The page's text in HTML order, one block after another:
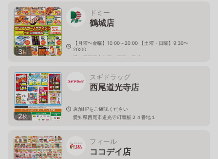
3枚
ドミー
鶴城店
【月曜〜金曜】10:00～20:00 【土曜・日曜】9:30〜
20:00
愛知県西尾市伊藤二丁目１番地１２
2枚
スギドラッグ
西尾道光寺店
店舗HPをご確認ください
愛知県西尾市道光寺町堰板２４番地１
フィール
ココデイ店